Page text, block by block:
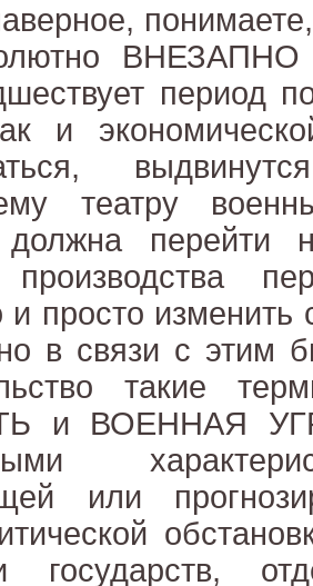
ВНЕЗАПНО
период
и
театру
должна перейти
производства
просто изменить
в связи с этим
такие
и ВОЕННАЯ
или
государств,